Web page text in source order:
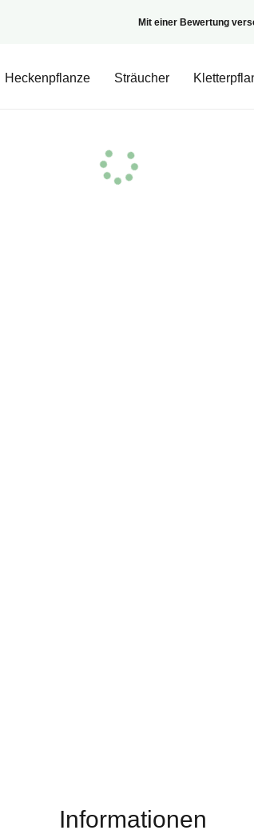
Mit einer Bewertung
Heckenpflanze Sträucher
Informationen